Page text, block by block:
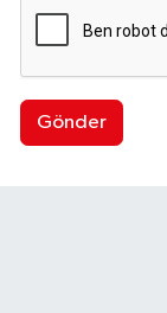
Gönder